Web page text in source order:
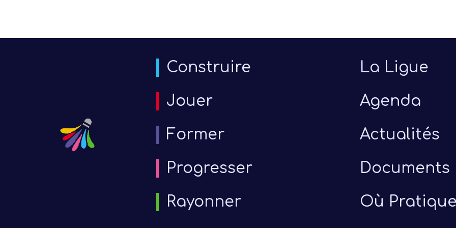
6 juillet 2026
Construire
Jouer
Former
Progresser
Rayonner
La Ligue
Agenda
Actualités
Documents
Où